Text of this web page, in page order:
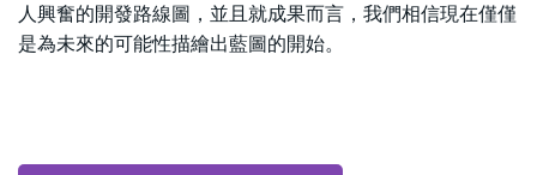
人興奮的開發路線圖，並且就成果而言，我們相信現在僅僅
是為未來的可能性描繪出藍圖的開始。